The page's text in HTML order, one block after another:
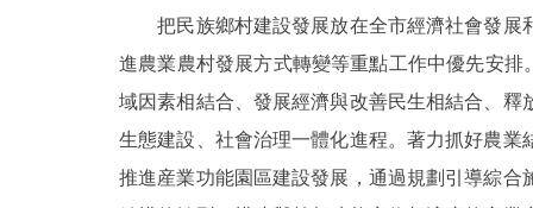
把民族鄉村建設發展放在全市經濟社會發展
進農業農村發展方式轉變等重點工作中優先安
域因素相結合、發展經濟與改善民生相結合、
生態建設、社會治理一體化進程。著力抓好農
推進産業功能園區建設發展，通過規劃引導綜